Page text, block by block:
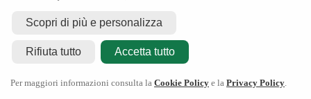
Rolex
Rolex Certified Pre-Owned
Tudor
La collezioneTudor shop
Dodo
L'arte dell'orologeria
Manutenzione
Oyster Story
Contattaci
Scopri di più e personalizza
Rifiuta tutto Accetta tutto
Per maggiori informazioni consulta la Cookie Policy e la Privacy Policy.